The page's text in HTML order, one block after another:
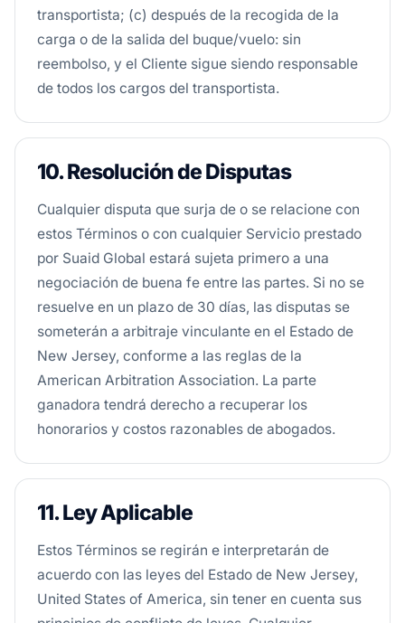
transportista; (c) después de la recogida de la
carga o de la salida del buque/vuelo: sin
reembolso, y el Cliente sigue siendo responsable
de todos los cargos del transportista.
10. Resolución de Disputas
Cualquier disputa que surja de o se relacione con
estos Términos o con cualquier Servicio prestado
por Suaid Global estará sujeta primero a una
negociación de buena fe entre las partes. Si no se
resuelve en un plazo de 30 días, las disputas se
someterán a arbitraje vinculante en el Estado de
New Jersey, conforme a las reglas de la
American Arbitration Association. La parte
ganadora tendrá derecho a recuperar los
honorarios y costos razonables de abogados.
11. Ley Aplicable
Estos Términos se regirán e interpretarán de
acuerdo con las leyes del Estado de New Jersey,
United States of America, sin tener en cuenta sus